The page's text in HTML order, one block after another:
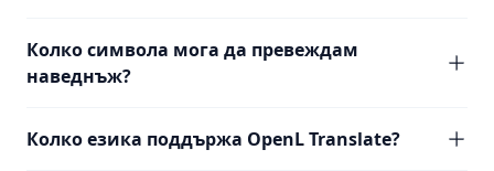
Колко символа мога да превеждам
наведнъж?
Колко езика поддържа OpenL Translate?